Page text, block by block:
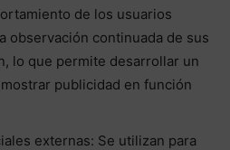
de los usuarios
observación continuada de sus
lo que permite desarrollar un
publicidad en función
externas: Se utilizan para